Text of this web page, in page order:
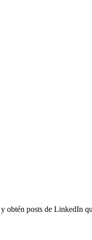
obtén posts de LinkedIn